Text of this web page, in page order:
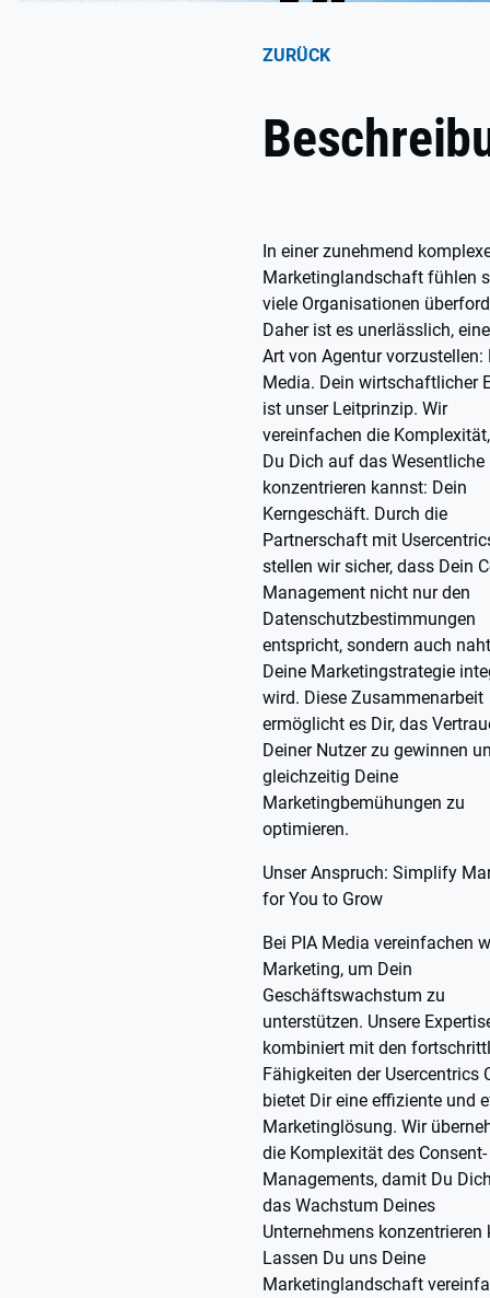
ZURÜCK
In einer zunehmend
Marketinglandschaft fühlen
viele Organisationen
Daher ist es unerlässlich,
Art von Agentur vorzustellen:
Media. Dein wirtschaftlicher
ist unser Leitprinzip. Wir
vereinfachen die
Du Dich auf das Wesentliche
konzentrieren kannst: Dein
Kerngeschäft. Durch die
Partnerschaft mit
stellen wir sicher, dass Dein
Management nicht nur den
Datenschutzbestimmungen
entspricht, sondern auch
Deine Marketingstrategie
wird. Diese Zusammenarbeit
ermöglicht es Dir, das
Deiner Nutzer zu gewinnen
gleichzeitig Deine
Marketingbemühungen zu
optimieren.
Unser Anspruch: Simplify
for You to Grow
Bei PIA Media vereinfachen
Marketing, um Dein
Geschäftswachstum zu
unterstützen. Unsere
kombiniert mit den
Fähigkeiten der Usercentrics
bietet Dir eine effiziente und
Marketinglösung. Wir
die Komplexität des Consent-
Managements, damit Du
das Wachstum Deines
Unternehmens konzentrieren
Lassen Du uns Deine
Marketinglandschaft